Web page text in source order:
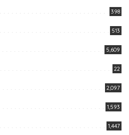
398
513
5,609
22
2,097
1,593
1,447